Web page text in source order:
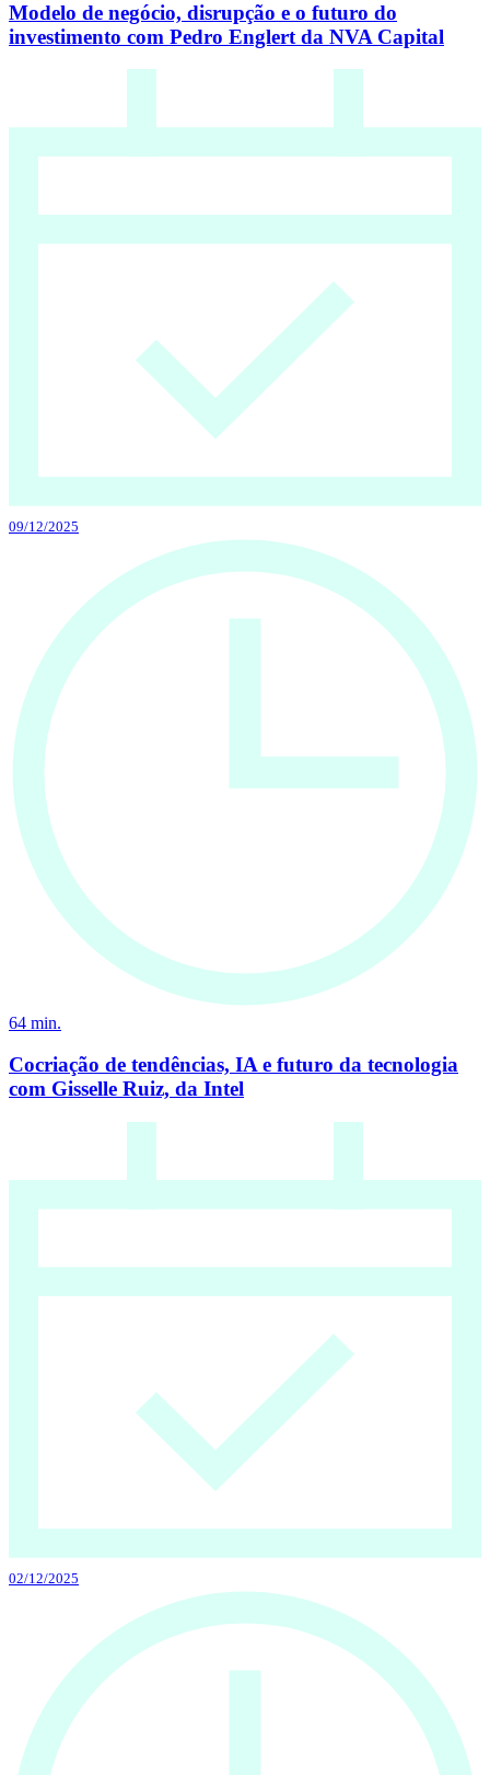
Modelo de negócio, disrupção e o futuro do
investimento com Pedro Englert da NVA Capital
09/12/2025
64 min.
Cocriação de tendências, IA e futuro da tecnologia
com Gisselle Ruiz, da Intel
02/12/2025